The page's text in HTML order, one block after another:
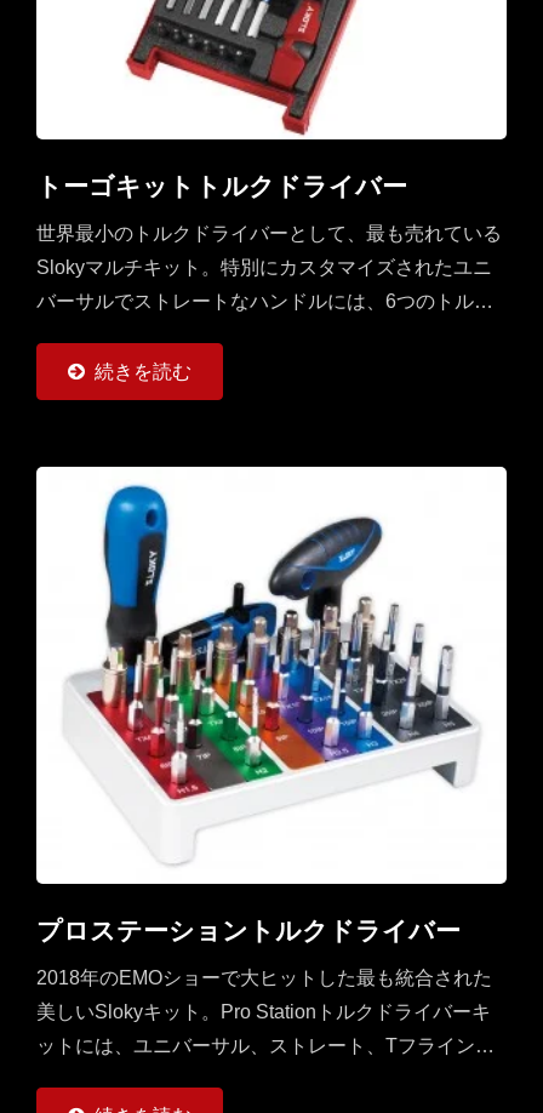
トーゴキットトルクドライバー
世界最小のトルクドライバーとして、最も売れている
Slokyマルチキット。特別にカスタマイズされたユニ
バーサルでストレートなハンドルには、6つのトルク
ト各6個（トルクスとトルクスプラス）が用意されて
います。フィールドジョブでオペレーターが持つため
ライス加工にも使いやすいです。（TORX®および
続きを読む
プロステーショントルクドライバー
2018年のEMOショーで大ヒットした最も統合された
美しいSlokyキット。Pro Stationトルクドライバーキ
ットには、ユニバーサル、ストレート、Tフライング